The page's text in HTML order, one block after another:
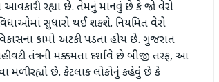
આવકારી રહ્યા છે. તેમનું માનવું છે કે જો વેરો
સુધારો થઈ શકશે. નિયમિત વેરો
કામો અટકી પડતા હોય છે. ગુજરાત
તંત્રની મક્કમતા દર્શાવે છે ​બીજી તરફ, આ
મળી રહ્યો છે. કેટલાક લોકોનું કહેવું છે કે